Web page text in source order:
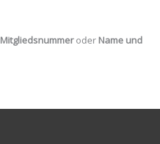
Mitgliedsnummeroder Name und